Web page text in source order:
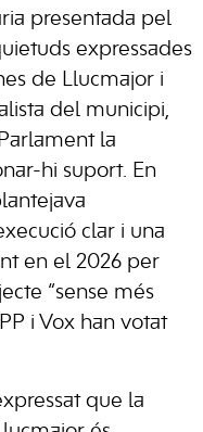
presentada pel
expressades
de Llucmajor i
del municipi,
la
hi suport. En
clar i una
en el 2026 per
“sense més
i Vox han votat
que la